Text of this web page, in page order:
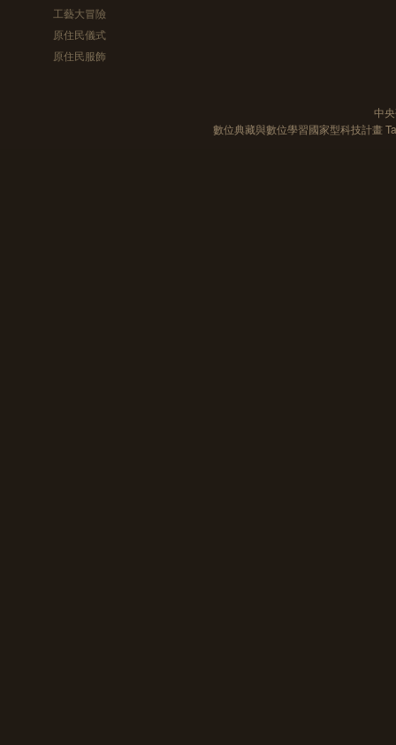
工藝大冒險
原住民儀式
原住民服飾
中
數位典藏與數位學習國家型科技計畫